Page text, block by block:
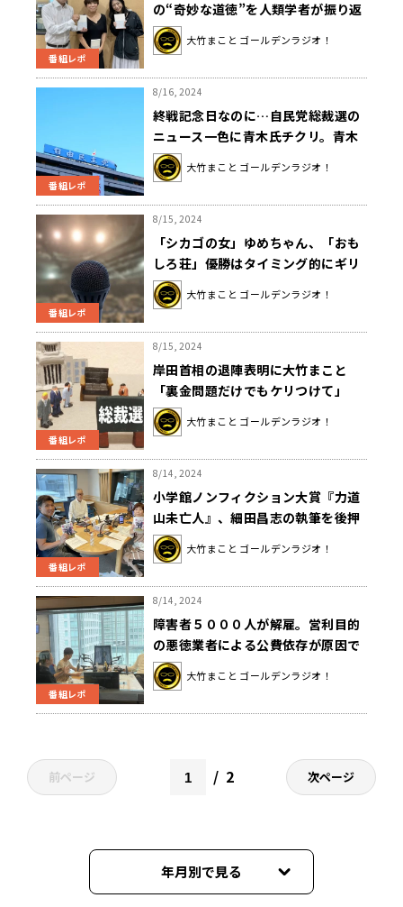
番組レポ
の“奇妙な道徳”を人類学者が振り返
る
大竹まこと ゴールデンラジオ！
番組レポ
8/16, 2024
終戦記念日なのに…自民党総裁選の
ニュース一色に青木氏チクリ。青木
「8月15日。終戦記念日の朝刊。全
紙ですよ？首相退陣が一面トップ」
大竹まこと ゴールデンラジオ！
番組レポ
8/15, 2024
「シカゴの女」ゆめちゃん、「おも
しろ荘」優勝はタイミング的にギリ
ギリだった？
大竹まこと ゴールデンラジオ！
番組レポ
8/15, 2024
岸田首相の退陣表明に大竹まこと
「裏金問題だけでもケリつけて」
大竹まこと ゴールデンラジオ！
番組レポ
8/14, 2024
小学館ノンフィクション大賞『力道
山未亡人』、細田昌志の執筆を後押
ししたのは安部譲二？
大竹まこと ゴールデンラジオ！
番組レポ
8/14, 2024
障害者５０００人が解雇。営利目的
の悪徳業者による公費依存が原因で
報酬引き下げ。大竹「1番困るのはこ
こで働いていた障害者の方」
大竹まこと ゴールデンラジオ！
前ページ 2 次ページ
年月別で見る